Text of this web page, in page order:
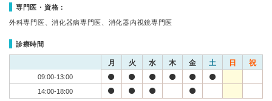
専門医・資格：
外科専門医、消化器病専門医、消化器内視鏡専門医
診療時間
月 火 水 木 金 土 日 祝
09:00-13:00
14:00-18:00